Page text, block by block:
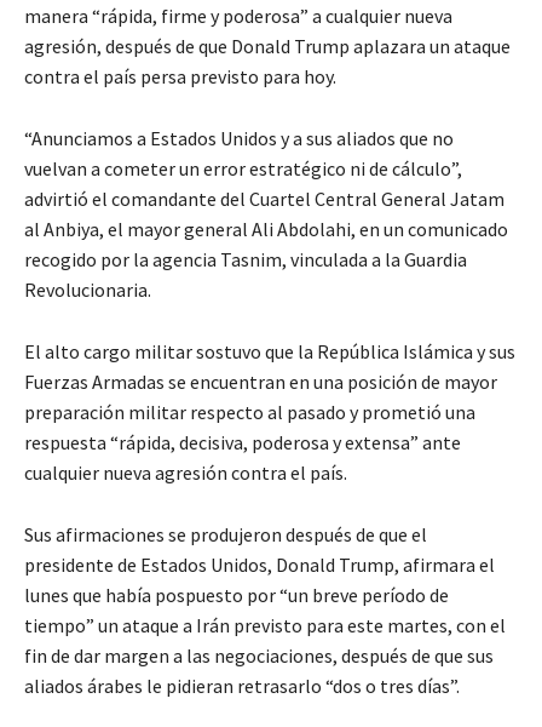
manera “rápida, firme y poderosa” a cualquier nueva
agresión, después de que Donald Trump aplazara un ataque
contra el país persa previsto para hoy.
“Anunciamos a Estados Unidos y a sus aliados que no
vuelvan a cometer un error estratégico ni de cálculo”,
advirtió el comandante del Cuartel Central General Jatam
al Anbiya, el mayor general Ali Abdolahi, en un comunicado
recogido por la agencia Tasnim, vinculada a la Guardia
Revolucionaria.
El alto cargo militar sostuvo que la República Islámica y sus
Fuerzas Armadas se encuentran en una posición de mayor
preparación militar respecto al pasado y prometió una
respuesta “rápida, decisiva, poderosa y extensa” ante
cualquier nueva agresión contra el país.
Sus afirmaciones se produjeron después de que el
presidente de Estados Unidos, Donald Trump, afirmara el
lunes que había pospuesto por “un breve período de
tiempo” un ataque a Irán previsto para este martes, con el
fin de dar margen a las negociaciones, después de que sus
aliados árabes le pidieran retrasarlo “dos o tres días”.